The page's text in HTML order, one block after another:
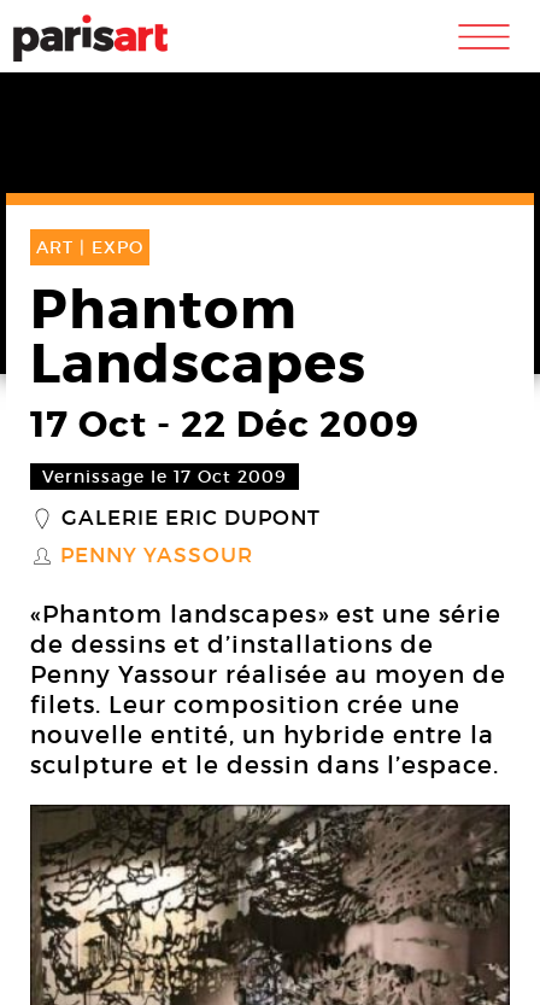
m
ART | EXPO
Phantom
Landscapes
17 Oct - 22 Déc 2009
Vernissage le 17 Oct 2009
_ GALERIE ERIC DUPONT
S PENNY YASSOUR
«Phantom landscapes» est une série
de dessins et d’installations de
Penny Yassour réalisée au moyen de
filets. Leur composition crée une
nouvelle entité, un hybride entre la
sculpture et le dessin dans l’espace.